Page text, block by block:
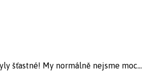
šťastné! My normálně nejsme moc...